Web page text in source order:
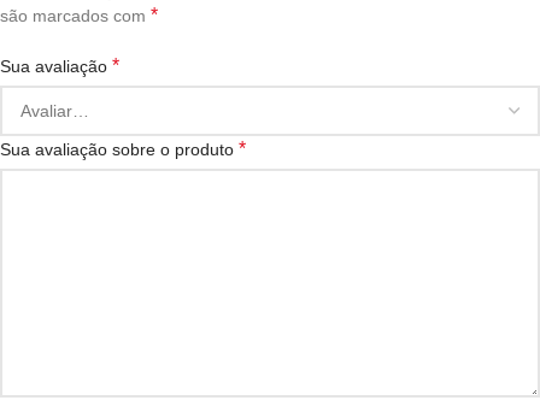
são marcados com *
Sua avaliação *
Sua avaliação sobre o produto *